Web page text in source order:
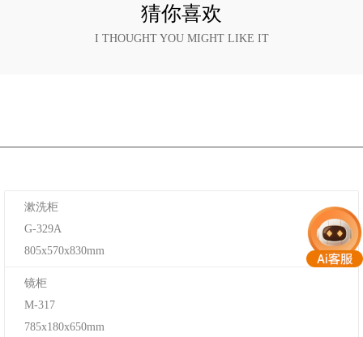
猜你喜欢
I THOUGHT YOU MIGHT LIKE IT
漱洗柜
G-329A
805x570x830mm
镜柜
M-317
785x180x650mm